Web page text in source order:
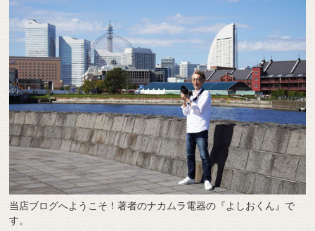
当店ブログへようこそ！著者のナカムラ電器の『よしおくん』で
す。